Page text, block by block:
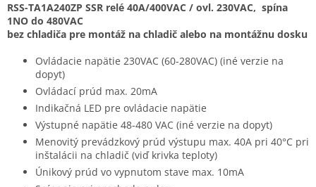
RSS-TA1A240ZP SSR relé 40A/400VAC / ovl. 230VAC, spína
1NO do 480VAC
bez chladiča pre montáž na chladič alebo na montážnu dosku
Ovládacie napätie 230VAC (60-280VAC) (iné verzie na
dopyt)
Ovládací prúd max. 20mA
Indikačná LED pre ovládacie napätie
Výstupné napätie 48-480 VAC (iné verzie na dopyt)
Menovitý prevádzkový prúd výstupu max. 40A pri 40°C pri
inštalácii na chladič (viď krivka teploty)
Únikový prúd vo vypnutom stave max. 10mA